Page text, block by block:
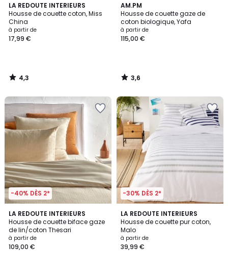
LA REDOUTE INTERIEURS
Housse de couette coton, Miss
China
à partir de
17,99 €
4,3
/ 5
4,3
/
AM.PM
Housse de couette gaze de
coton biologique, Yafa
à partir de
115,00 €
3,6
/ 5
3,6
/
-40% DÈS 2*
LA REDOUTE INTERIEURS
Housse de couette biface gaze
de lin/coton Thesari
à partir de
109,00 €
4,1
/ 5
2
Couleurs
-30% DÈS 2*
LA REDOUTE INTERIEURS
Housse de couette pur coton,
Malo
à partir de
39,99 €
4,3
/ 5
3
Couleurs